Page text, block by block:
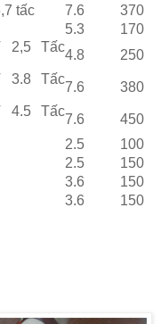
tấc 7.6
370
5.3
170
2,5 Tấc
4.8 250
3.8 Tấc
7.6 380
4.5 Tấc
7.6
450
2.5
100
2.5
150
3.6
150
3.6 150